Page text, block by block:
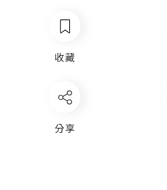
收藏
分享